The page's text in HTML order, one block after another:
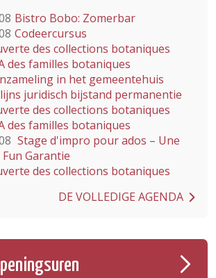
Bistro Bobo: Zomerbar
Codeercursus
des collections botaniques
des familles botaniques
in het gemeentehuis
juridisch bijstand permanentie
des collections botaniques
des familles botaniques
Stage d'impro pour ados – Une
Garantie
des collections botaniques
DE VOLLEDIGE AGENDA